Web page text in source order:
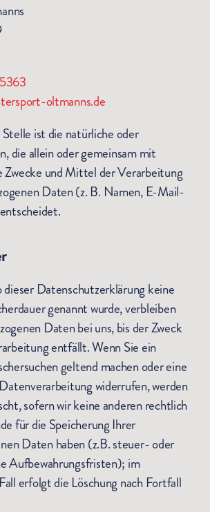
oltmanns.de
ist die natürliche oder
die allein oder gemeinsam mit
Zwecke und Mittel der Verarbeitung
Daten (z. B. Namen, E-Mail-
dieser Datenschutzerklärung keine
genannt wurde, verbleiben
Daten bei uns, bis der Zweck
entfällt. Wenn Sie ein
geltend machen oder eine
widerrufen, werden
sofern wir keine anderen rechtlich
für die Speicherung Ihrer
Daten haben (z.B. steuer- oder
Aufbewahrungsfristen); im
erfolgt die Löschung nach Fortfall